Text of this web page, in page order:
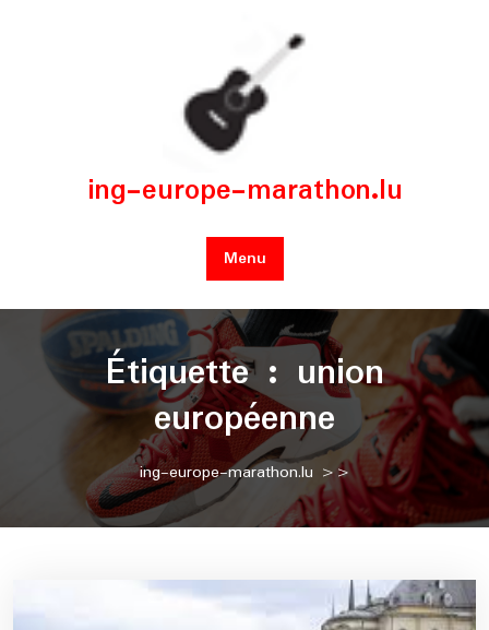
ing-europe-marathon.lu
Menu
Étiquette : union
européenne
ing-europe-marathon.lu >>